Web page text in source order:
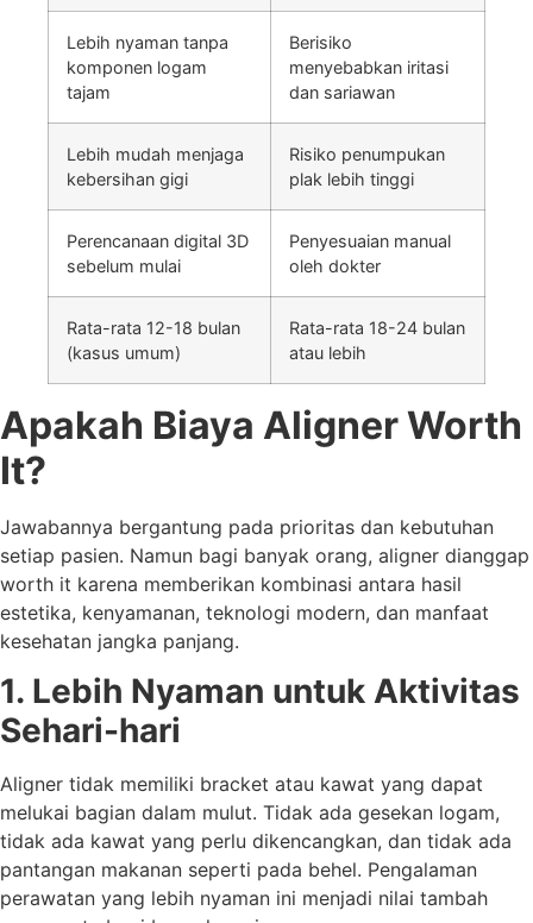
Lebih nyaman tanpa
komponen logam
tajam
Berisiko
menyebabkan iritasi
dan sariawan
Lebih mudah menjaga
kebersihan gigi
Risiko penumpukan
plak lebih tinggi
Perencanaan digital 3D
sebelum mulai
Penyesuaian manual
oleh dokter
Rata-rata 12-18 bulan
(kasus umum)
Rata-rata 18-24 bulan
atau lebih
Apakah Biaya Aligner Worth
It?
Jawabannya bergantung pada prioritas dan kebutuhan
setiap pasien. Namun bagi banyak orang, aligner dianggap
worth it karena memberikan kombinasi antara hasil
estetika, kenyamanan, teknologi modern, dan manfaat
kesehatan jangka panjang.
1. Lebih Nyaman untuk Aktivitas
Sehari-hari
Aligner tidak memiliki bracket atau kawat yang dapat
melukai bagian dalam mulut. Tidak ada gesekan logam,
tidak ada kawat yang perlu dikencangkan, dan tidak ada
pantangan makanan seperti pada behel. Pengalaman
perawatan yang lebih nyaman ini menjadi nilai tambah